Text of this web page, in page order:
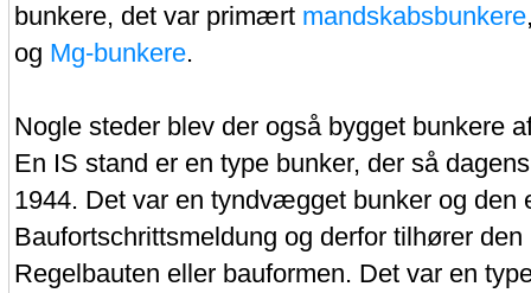
bunkere, det var primært mandskabsbunkere
og Mg-bunkere.
Nogle steder blev der også bygget bunkere
En IS stand er en type bunker, der så
1944. Det var en tyndvægget bunker og den
Baufortschrittsmeldung og derfor tilhører den
Regelbauten eller bauformen. Det var en